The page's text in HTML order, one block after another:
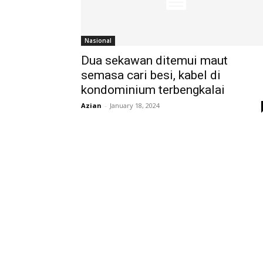
Nasional
Dua sekawan ditemui maut
semasa cari besi, kabel di
kondominium terbengkalai
Azian - January 18, 2024